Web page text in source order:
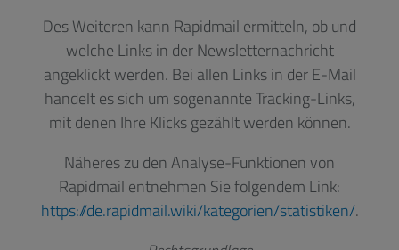
Des Weiteren kann Rapidmail ermitteln, ob und
welche Links in der Newsletternachricht
angeklickt werden. Bei allen Links in der E-Mail
handelt es sich um sogenannte Tracking-Links,
mit denen Ihre Klicks gezählt werden können.
Näheres zu den Analyse-Funktionen von
Rapidmail entnehmen Sie folgendem Link:
https://de.rapidmail.wiki/kategorien/statistiken/.